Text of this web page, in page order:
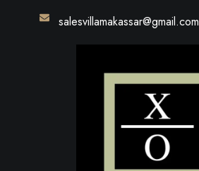
salesvillamakassar@gmail.com